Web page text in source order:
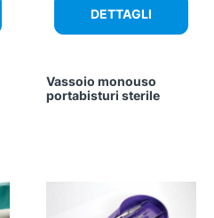
DETTAGLI
Vassoio monouso
portabisturi sterile